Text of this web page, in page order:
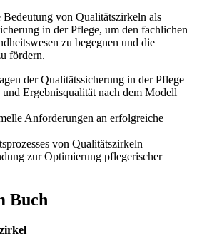
von Qualitätszirkeln als
in der Pflege, um den fachlichen
zu begegnen und die
fördern.
der Qualitätssicherung in der Pflege
und Ergebnisqualität nach dem Modell
Anforderungen an erfolgreiche
von Qualitätszirkeln
zur Optimierung pflegerischer
Buch